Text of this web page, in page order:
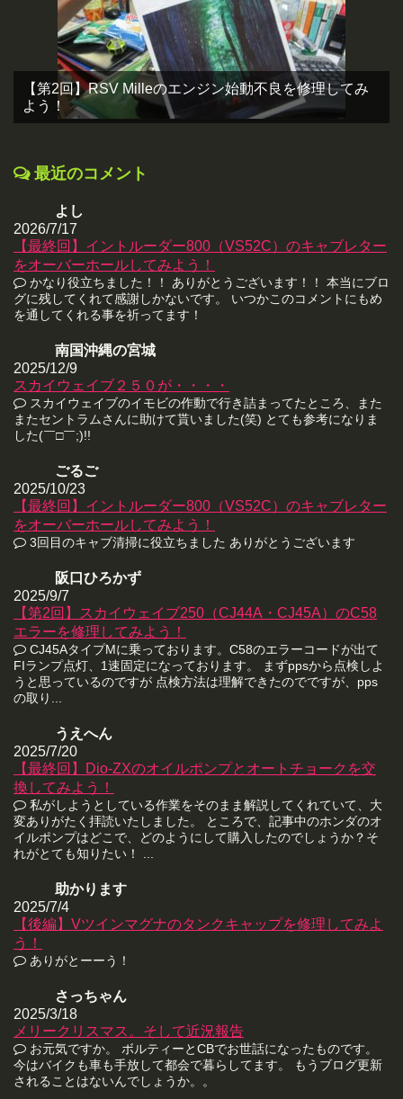
【第2回】RSV Milleのエンジン始動不良を修理してみ
よう！
最近のコメント
よし
2026/7/17
【最終回】イントルーダー800（VS52C）のキャブレター
をオーバーホールしてみよう！
かなり役立ちました！！ ありがとうございます！！ 本当にブロ
グに残してくれて感謝しかないです。 いつかこのコメントにもめ
を通してくれる事を祈ってます！
南国沖縄の宮城
2025/12/9
スカイウェイブ２５０が・・・・
スカイウェイブのイモビの作動で行き詰まってたところ、また
またセントラムさんに助けて貰いました(笑) とても参考になりま
した(￣□￣;)!!
ごるご
2025/10/23
【最終回】イントルーダー800（VS52C）のキャブレター
をオーバーホールしてみよう！
3回目のキャブ清掃に役立ちました ありがとうございます
阪口ひろかず
2025/9/7
【第2回】スカイウェイブ250（CJ44A・CJ45A）のC58
エラーを修理してみよう！
CJ45AタイプMに乗っております。C58のエラーコードが出て
FIランプ点灯、1速固定になっております。 まずppsから点検しよ
うと思っているのですが 点検方法は理解できたのでですが、pps
の取り...
うえへん
2025/7/20
【最終回】Dio-ZXのオイルポンプとオートチョークを交
換してみよう！
私がしようとしている作業をそのまま解説してくれていて、大
変ありがたく拝読いたしました。 ところで、記事中のホンダのオ
イルポンプはどこで、どのようにして購入したのでしょうか？そ
れがとても知りたい！ ...
助かります
2025/7/4
【後編】Vツインマグナのタンクキャップを修理してみよ
う！
ありがとーーう！
さっちゃん
2025/3/18
メリークリスマス。そして近況報告
お元気ですか。 ボルティーとCBでお世話になったものです。
今はバイクも車も手放して都会で暮らしてます。 もうブログ更新
されることはないんでしょうか。。